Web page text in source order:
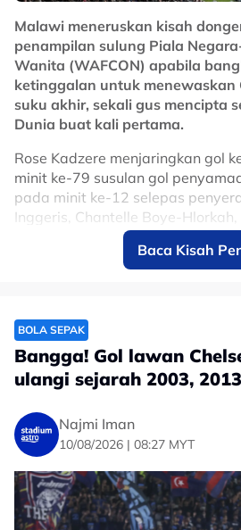
saingan Kumpulan B di tempat
naib juara di belakang Thailand,
separuh akhir.
Pavithran merupakan satu-
merangkul dua anugerah
kali ini sewaktu bertemu Laos dan
Prospek masa depan negara itu
Hyundai Player of the Match
dibunyikan, selain memiliki satu
No node context available.
Related Topics
#Piala Hyundai ASEAN
Malawi meneruskan kisah
penampilan sulung Piala
Wanita (WAFCON) apabila
ketinggalan untuk menewaskan
suku akhir, sekali gus mencipta
Dunia buat kali pertama.
Rose Kadzere menjaringkan gol
minit ke-79 susulan gol
pada minit ke-12 selepas
Inggeris, Chantelle Boye-
hadapan pada minit ketujuh.
Malawi menyertai Algeria,
The road to the final is
🇩🇿🇲🇦🇨🇲🇲🇼
pic.twitter.com/
— CAF Women Football
August 9, 2026
Baca Kisah
BOLA SEPAK
Bangga! Gol lawan
ulangi sejarah 2003, 2013
Najmi Iman
10/08/2026 | 08:27 MYT